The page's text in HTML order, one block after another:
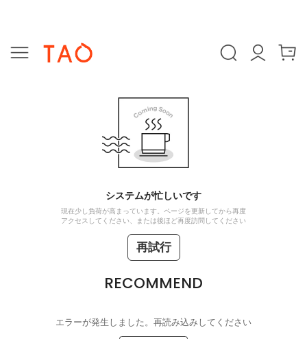
システムが忙しいです
現在少し負荷が高まっています。ページを更新してから再度
アクセスしてください、または後ほど再度訪問してください
再試行
RECOMMEND
エラーが発生しました。再読み込みしてください